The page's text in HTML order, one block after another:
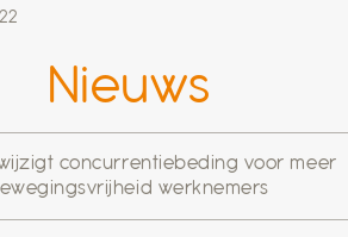
Nieuws
concurrentiebeding voor meer
werknemers